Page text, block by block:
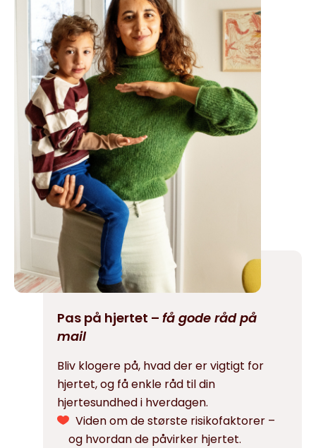
Pas på hjertet – få gode råd på
mail
Bliv klogere på, hvad der er vigtigt for
hjertet, og få enkle råd til din
hjertesundhed i hverdagen.
Viden om de største risikofaktorer –
og hvordan de påvirker hjertet.